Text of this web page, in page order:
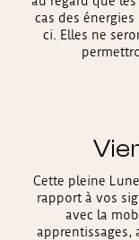
cas des
ci. Elles ne
Cette pleine
rapport à vos
avec la
apprentissages,